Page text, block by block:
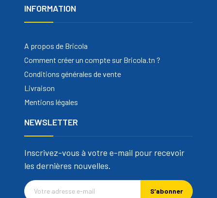
INFORMATION
A propos de Bricola
Comment créer un compte sur Bricola.tn ?
Conditions générales de vente
Livraison
Mentions légales
NEWSLETTER
Inscrivez-vous à votre e-mail pour recevoir
les dernières nouvelles.
S’abonner